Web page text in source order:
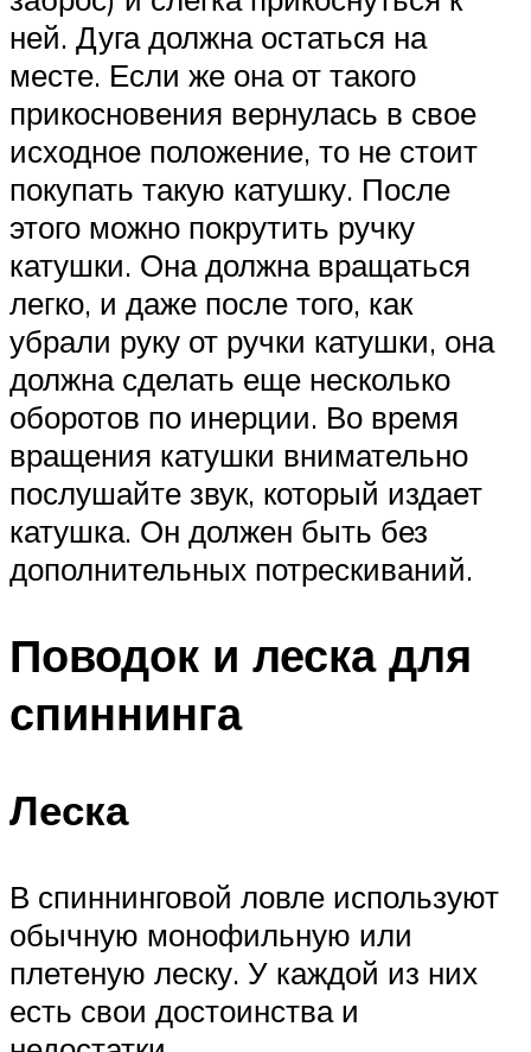
ней. Дуга должна остаться на
месте. Если же она от такого
прикосновения вернулась в свое
исходное положение, то не стоит
покупать такую катушку. После
этого можно покрутить ручку
катушки. Она должна вращаться
легко, и даже после того, как
убрали руку от ручки катушки, она
должна сделать еще несколько
оборотов по инерции. Во время
вращения катушки внимательно
послушайте звук, который издает
катушка. Он должен быть без
дополнительных потрескиваний.
Поводок и леска для
спиннинга
Леска
В спиннинговой ловле используют
обычную монофильную или
плетеную леску. У каждой из них
есть свои достоинства и